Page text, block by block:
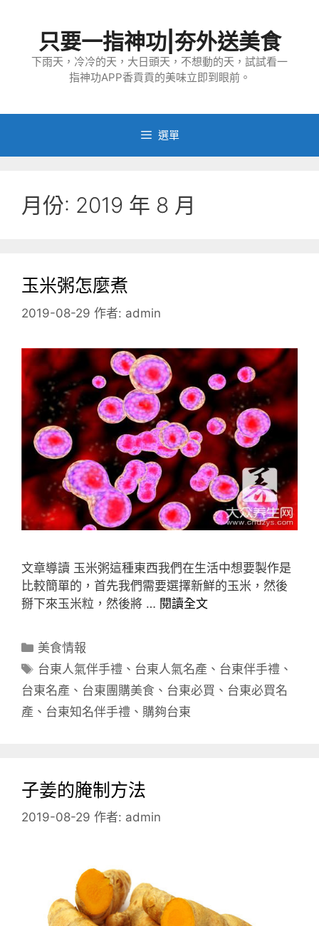
只要一指神功|夯外送美食
下雨天，冷冷的天，大日頭天，不想動的天，試試看一
指神功APP香貢貢的美味立即到眼前。
選單
月份: 2019 年 8 月
玉米粥怎麼煮
2019-08-29 作者: admin
文章導讀 玉米粥這種東西我們在生活中想要製作是
比較簡單的，首先我們需要選擇新鮮的玉米，然後
掰下來玉米粒，然後將 … 閱讀全文
分
類
美食情報
標
籤
台東人氣伴手禮 、 台東人氣名產 、 台東伴手禮 、
台東名產 、 台東團購美食 、 台東必買 、 台東必買名
產 、 台東知名伴手禮 、 購夠台東
子姜的腌制方法
2019-08-29 作者: admin